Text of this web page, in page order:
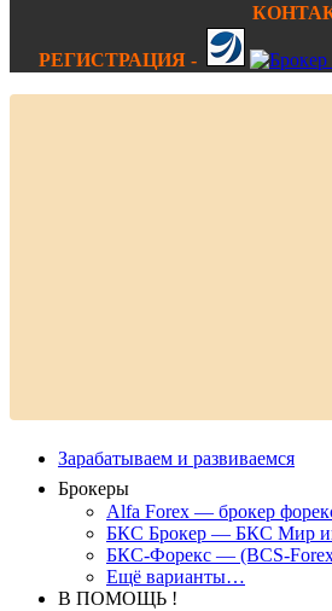
РЕГИСТРАЦИЯ -
Зарабатываем и развиваемся
Брокеры
Alfa Forex — брокер
БКС Брокер — БКС Мир
БКС-Форекс — (BCS-
Ещё варианты…
В ПОМОЩЬ !